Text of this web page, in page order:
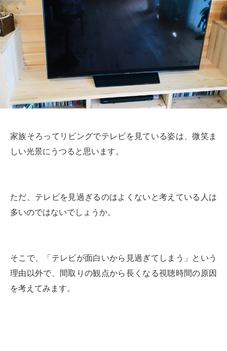
家族そろってリビングでテレビを見ている姿は、微笑ま
しい光景にうつると思います。
ただ、テレビを見過ぎるのはよくないと考えている人は
多いのではないでしょうか。
そこで、「テレビが面白いから見過ぎてしまう」という
理由以外で、間取りの観点から長くなる視聴時間の原因
を考えてみます。